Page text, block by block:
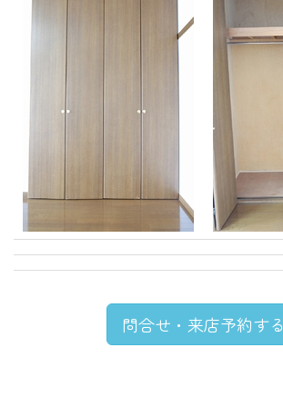
問合せ・来店予約する